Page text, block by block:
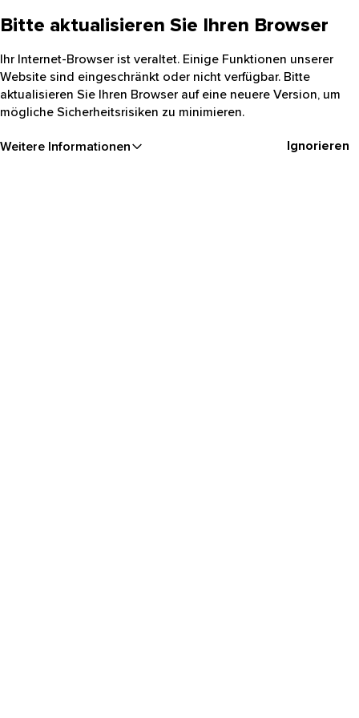
Bitte aktualisieren Sie Ihren Browser
Ihr Internet-Browser ist veraltet. Einige Funktionen unserer
Website sind eingeschränkt oder nicht verfügbar. Bitte
aktualisieren Sie Ihren Browser auf eine neuere Version, um
mögliche Sicherheitsrisiken zu minimieren.
Weitere Informationen Ignorieren